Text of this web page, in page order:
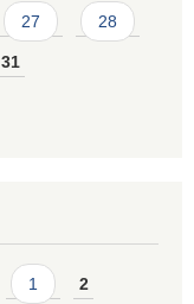
27 28
31
1 2